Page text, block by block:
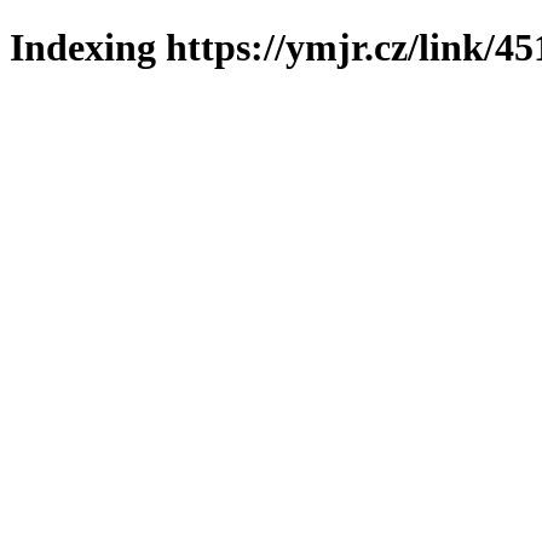
Indexing https://ymjr.cz/link/